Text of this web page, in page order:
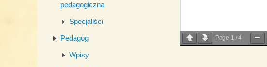
Page 1 / 4
pedagogiczna
Specjaliści
Pedagog
Wpisy